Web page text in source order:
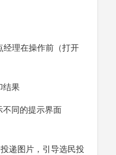
经理在操作前（打开
结果
同的提示界面
递图片，引导选民投